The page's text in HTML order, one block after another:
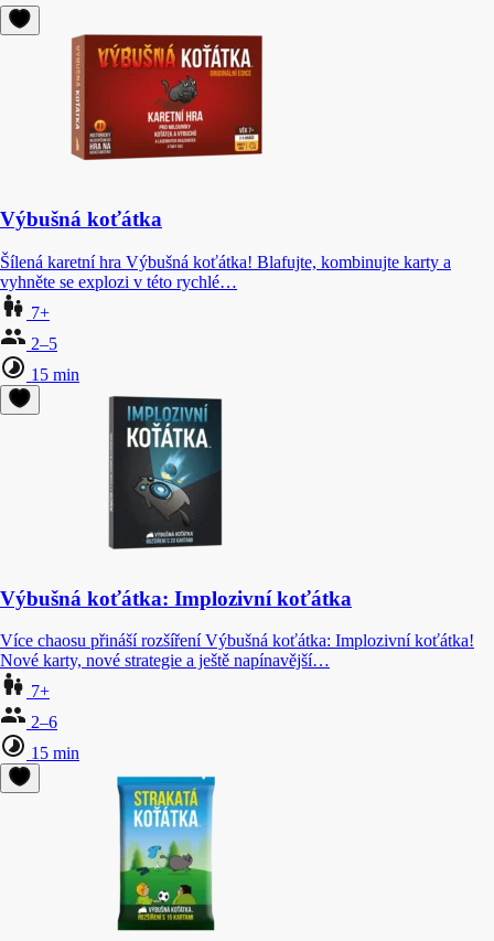
Výbušná koťátka
Šílená karetní hra Výbušná koťátka! Blafujte, kombinujte karty a
vyhněte se explozi v této rychlé…
7+
2–5
15 min
Výbušná koťátka: Implozivní koťátka
Více chaosu přináší rozšíření Výbušná koťátka: Implozivní koťátka!
Nové karty, nové strategie a ještě napínavější…
7+
2–6
15 min